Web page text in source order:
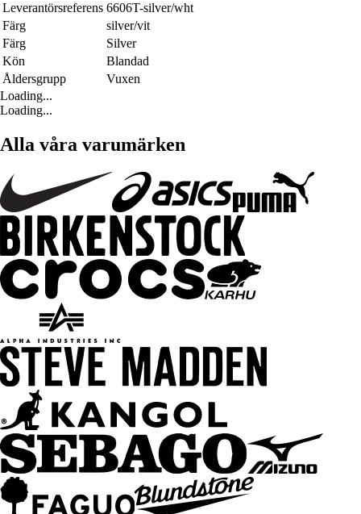
Leverantörsreferens 6606T-silver/wht
Färg
silver/vit
Färg
Silver
Kön
Blandad
Åldersgrupp
Vuxen
Loading...
Loading...
Alla våra varumärken